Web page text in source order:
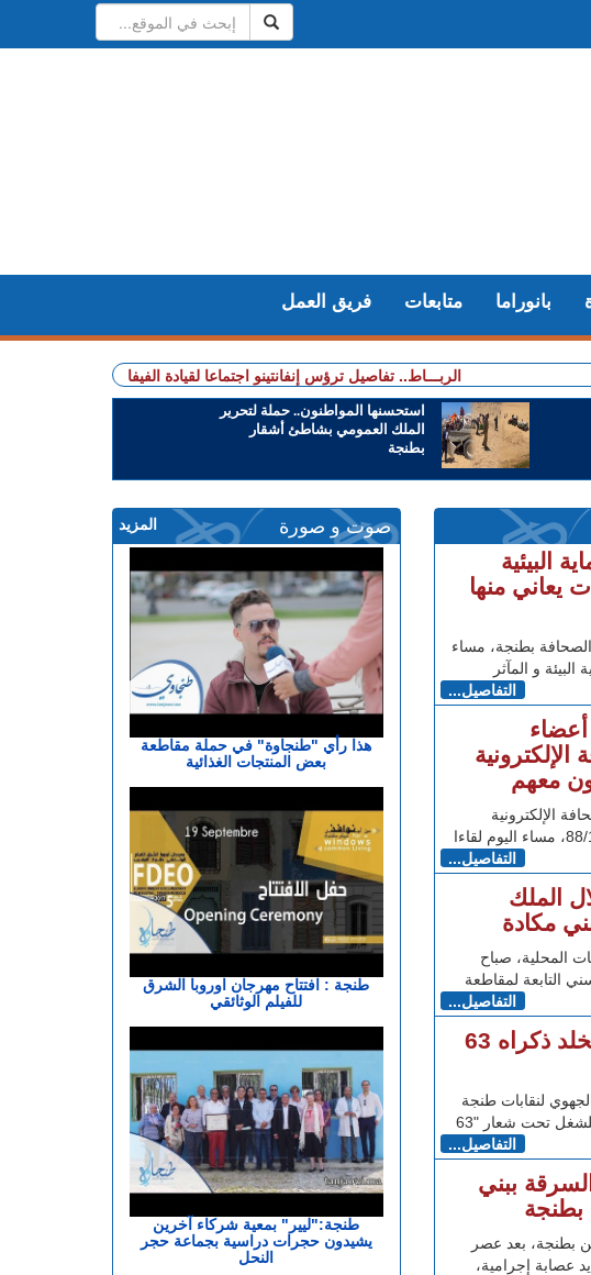
فريق العمل متابعات بانوراما
+ الربـــاط.. تفاصيل ترؤس إنفانتينو اجتماعا لقيادة الفيفا + مهنيو الطاكسيات
استحسنها المواطنون.. حملة لتحرير
الملك العمومي بشاطئ أشقار
بطنجة
البيئية
يعاني منها
بطنجة، مساء
و المآثر
التفاصيل...
أعضاء
الإلكترونية
معهم
الإلكترونية
التفاصيل...
الملك
مكادة
المحلية، صباح
التابعة لمقاطعة
التفاصيل...
الاتحاد المغربي للشغل يخلد ذكراه 63
لنقابات طنجة
التفاصيل...
ببني
بطنجة
بطنجة، بعد عصر
عصابة إجرامية،
المزيد صوت و صورة
هذا رأي "طنجاوة" في حملة مقاطعة
بعض المنتجات الغذائية
طنجة : افتتاح مهرجان اوروبا الشرق
للفيلم الوثائقي
طنجة:"ليير" بمعية شركاء آخرين
يشيدون حجرات دراسية بجماعة حجر
النحل